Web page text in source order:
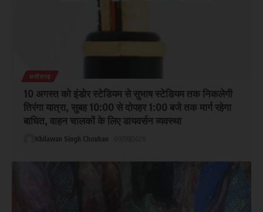
छत्तीसगढ़
10 अगस्त को इंडोर स्टेडियम से सुभाष स्टेडियम तक निकलेगी
तिरंगा यात्रा, सुबह 10:00 से दोपहर 1:00 बजे तक मार्ग रहेगा
बाधित, वाहन चालकों के लिए डायवर्सन व्यवस्था
Khilawan Singh Chouhan